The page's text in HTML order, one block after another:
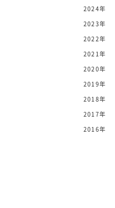
2024年
2023年
2022年
2021年
2020年
2019年
2018年
2017年
2016年